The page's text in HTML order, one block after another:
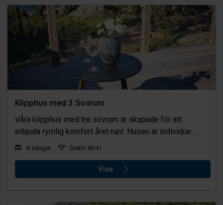
Klipphus med 3 Sovrum
Våra klipphus med tre sovrum är skapade för att
erbjuda rymlig komfort året runt. Husen är individue...
6 sängar Gratis Wi-Fi
Visa